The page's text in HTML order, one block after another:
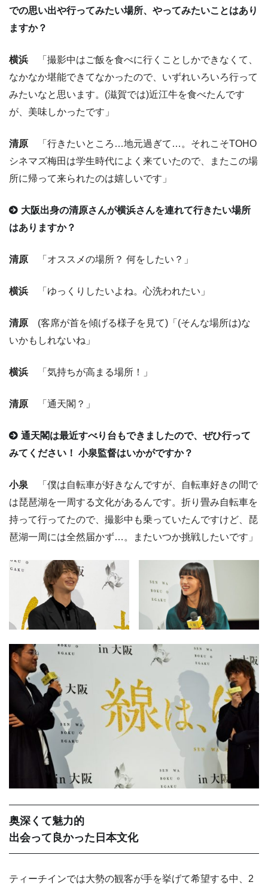
での思い出や行ってみたい場所、やってみたいことはあり
ますか？
横浜 「撮影中はご飯を食べに行くことしかできなくて、
なかなか堪能できてなかったので、いずれいろいろ行って
みたいなと思います。(滋賀では)近江牛を食べたんです
が、美味しかったです」
清原 「行きたいところ…地元過ぎて…。それこそTOHO
シネマズ梅田は学生時代によく来ていたので、またこの場
所に帰って来られたのは嬉しいです」
大阪出身の清原さんが横浜さんを連れて行きたい場所
はありますか？
清原 「オススメの場所？ 何をしたい？」
横浜 「ゆっくりしたいよね。心洗われたい」
清原 (客席が首を傾げる様子を見て)「(そんな場所は)な
いかもしれないね」
横浜 「気持ちが高まる場所！」
清原 「通天閣？」
通天閣は最近すべり台もできましたので、ぜひ行って
みてください！ 小泉監督はいかがですか？
小泉 「僕は自転車が好きなんですが、自転車好きの間で
は琵琶湖を一周する文化があるんです。折り畳み自転車を
持って行ってたので、撮影中も乗っていたんですけど、琵
琶湖一周には全然届かず…。またいつか挑戦したいです」
奥深くて魅力的
出会って良かった日本文化
ティーチインでは大勢の観客が手を挙げて希望する中、2